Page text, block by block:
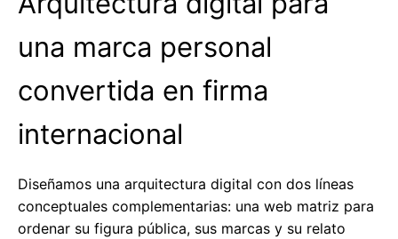
una marca personal
convertida en firma
internacional
Diseñamos una arquitectura digital con dos líneas
conceptuales complementarias: una web matriz para
ordenar su figura pública, sus marcas y su relato